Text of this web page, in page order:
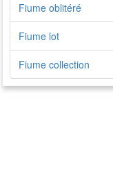
Fiume oblitéré
Fiume lot
Fiume collection